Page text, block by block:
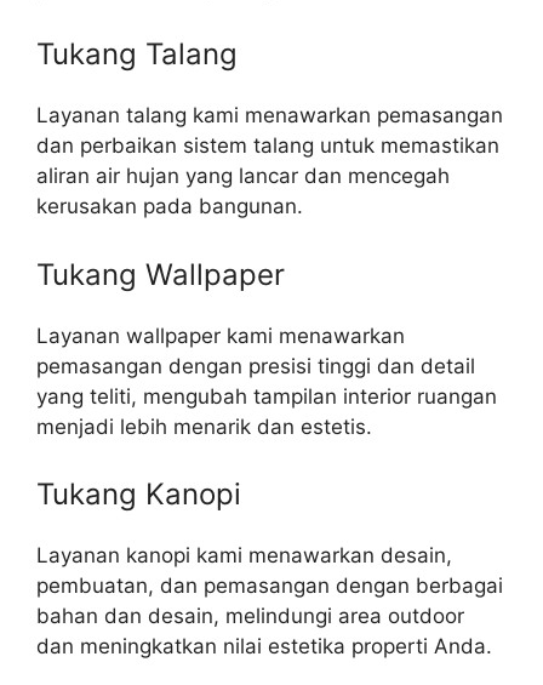
Tukang Talang
Layanan talang kami menawarkan pemasangan
dan perbaikan sistem talang untuk memastikan
aliran air hujan yang lancar dan mencegah
kerusakan pada bangunan.
Tukang Wallpaper
Layanan wallpaper kami menawarkan
pemasangan dengan presisi tinggi dan detail
yang teliti, mengubah tampilan interior ruangan
menjadi lebih menarik dan estetis.
Tukang Kanopi
Layanan kanopi kami menawarkan desain,
pembuatan, dan pemasangan dengan berbagai
bahan dan desain, melindungi area outdoor
dan meningkatkan nilai estetika properti Anda.